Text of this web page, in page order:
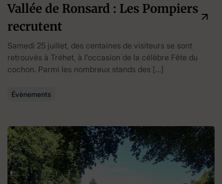
Vallée de Ronsard : Les Pompiers
recrutent
Samedi 25 juillet, des centaines de visiteurs se sont
retrouvés à Tréhet, à l’occasion de la célèbre Fête du
cochon. Parmi les nombreux stands des […]
Évènements